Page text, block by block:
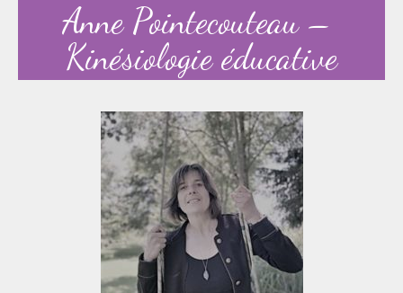
Soin et éveil au Féminin authentique et sacré
Chemin de libération et d’expression de soi »
Cœur de Femme »
Les Onctions Sacrées -La Magdaléenne –
Nadine-Sarah Penna
Qui suis je ?
Mon cursus d’évolution vers une femme plus
consciente
Témoignages
Anne Pointecouteau –
Kinésiologie éducative